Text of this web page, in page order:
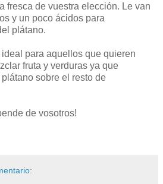
fresca de vuestra elección. Le van
y un poco ácidos para
plátano.
ideal para aquellos que quieren
fruta y verduras ya que
sobre el resto de
de vosotros!